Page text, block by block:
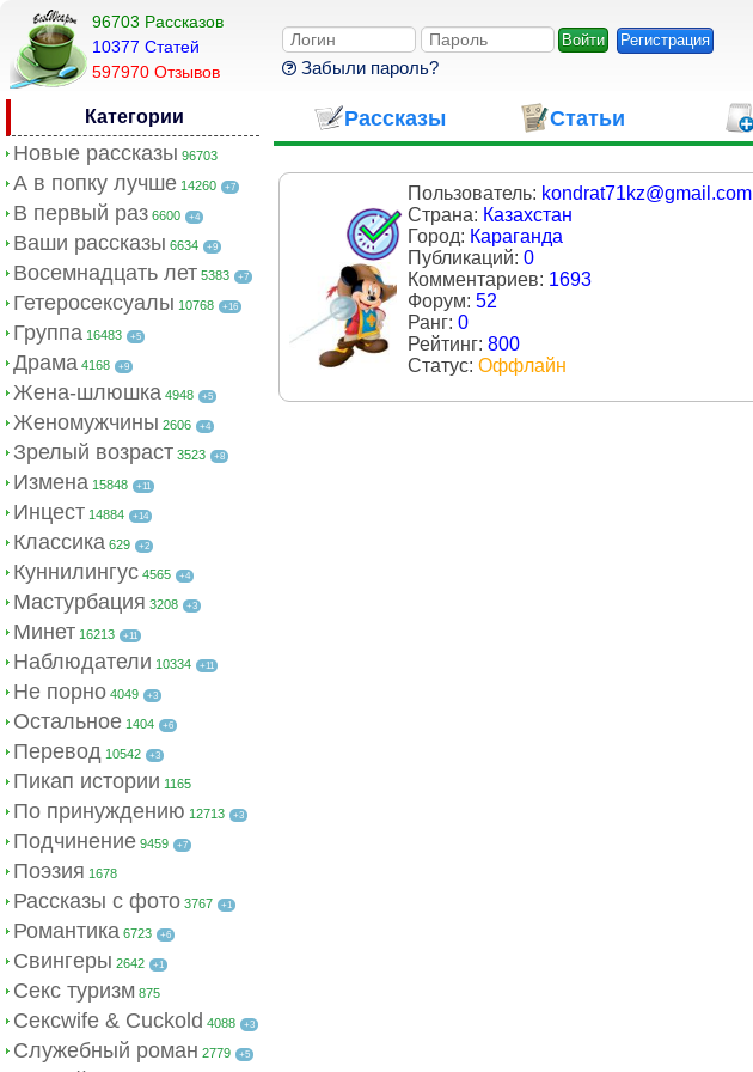
96703 Рассказов
10377 Cтатей
597970 Отзывов
Регистрация
Забыли пароль?
Категории
Новые рассказы 96703
А в попку лучше 14260 +7
В первый раз 6600 +4
Ваши рассказы 6634 +9
Восемнадцать лет 5383 +7
Гетеросексуалы 10768 +16
Группа 16483 +5
Драма 4168 +9
Жена-шлюшка 4948 +5
Женомужчины 2606 +4
Зрелый возраст 3523 +8
Измена 15848 +11
Инцест 14884 +14
Классика 629 +2
Куннилингус 4565 +4
Мастурбация 3208 +3
Минет 16213 +11
Наблюдатели 10334 +11
Не порно 4049 +3
Остальное 1404 +6
Перевод 10542 +3
Пикап истории 1165
По принуждению 12713 +3
Подчинение 9459 +7
Поэзия 1678
Рассказы с фото 3767 +1
Романтика 6723 +6
Свингеры 2642 +1
Секс туризм 875
Сексwife & Cuckold 4088 +3
Служебный роман 2779 +5
Рассказы Статьи
Пользователь: kondrat71kz@gmail.com
Страна: Казахстан
Город: Караганда
Публикаций: 0
Комментариев: 1693
Форум: 52
Ранг: 0
Рейтинг: 800
Статус: Оффлайн